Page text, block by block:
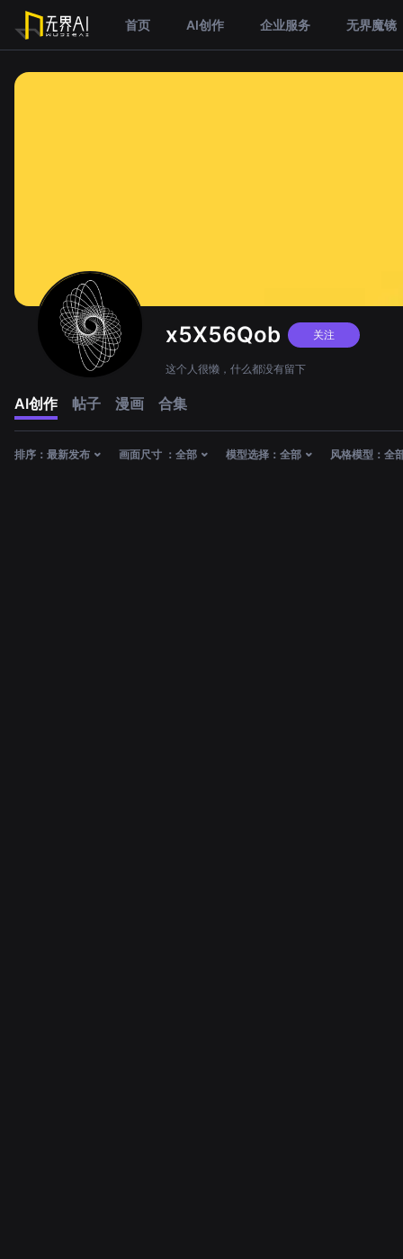
首页 AI创作 企业服务 无界魔镜
x5X56Qob 关注
这个人很懒，什么都没有留下
AI创作 帖子 漫画 合集
排序： 最新发布 画面尺寸 ： 全部 模型选择： 全部 风格模型： 全